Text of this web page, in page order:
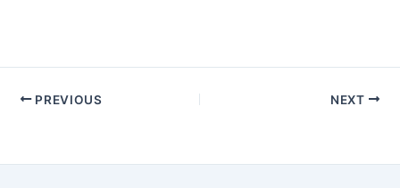
PREVIOUS NEXT